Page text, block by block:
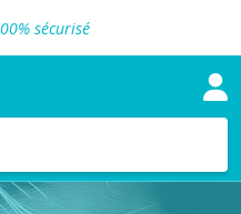
sécurisé
clinique vétérinaire
vétérinaire
clinique vétérinaire
en clinique
vétérinaire